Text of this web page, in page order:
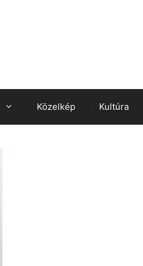
Közelkép Kultúra